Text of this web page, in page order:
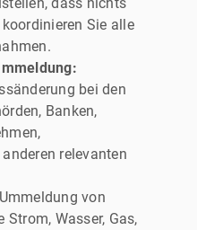
Sie alle
bei den
Banken,
relevanten
von
Wasser, Gas,